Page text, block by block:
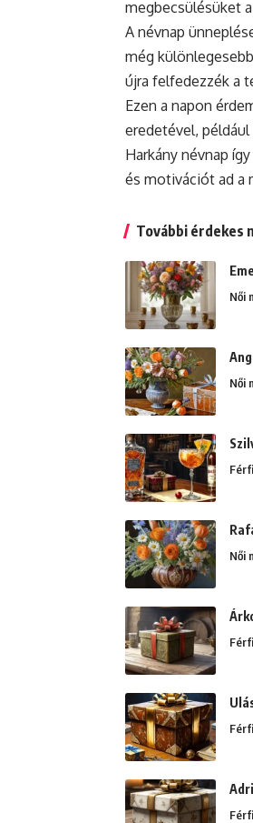
megbecsülésüket
A névnap
még
újra felfedezzék a
Ezen a napon
eredetével,
Harkány névnap
és motivációt ad a
További érdekes
Női
Női
Női